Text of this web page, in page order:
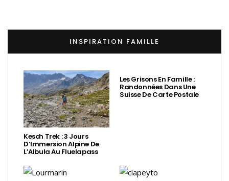
INSPIRATION FAMILLE
Kesch Trek : 3 Jours
D’Immersion Alpine De
L’Albula Au Fluelapass
Les Grisons En Famille :
Randonnées Dans Une
Suisse De Carte Postale